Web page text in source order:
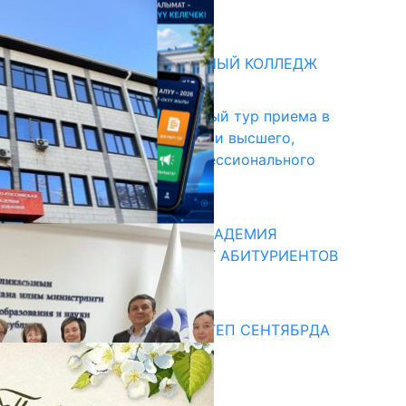
БИШКЕКСКИЙ УНИВЕРСАЛЬНЫЙ КОЛЛЕДЖ
17.07.2026
В Кыргызстане начался первый тур приема в
образовательные организации высшего,
среднего и начального профессионального
образования
13.07.2026
КЫРГЫЗКО-РОССИЙСКАЯ АКАДЕМИЯ
ОБРАЗОВАНИЯ ПРИГЛАШАЕТ АБИТУРИЕНТОВ
10.07.2026
СУЗАКТА 750 ОРУНДУУ МЕКТЕП СЕНТЯБРДА
ПАЙДАЛАНУУГА БЕРИЛЕТ
07.08.2025